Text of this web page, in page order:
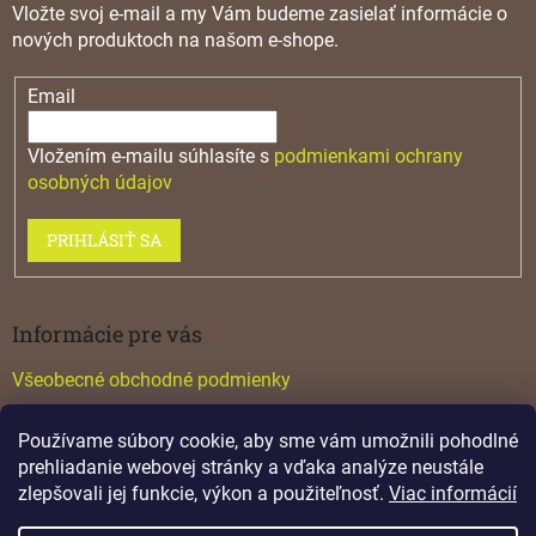
Používame súbory cookie, aby sme vám umožnili pohodlné
prehliadanie webovej stránky a vďaka analýze neustále
zlepšovali jej funkcie, výkon a použiteľnosť. Viac informácií
Vložte svoj e-mail a my Vám budeme zasielať informácie o
nových produktoch na našom e-shope.
Email
Vložením e-mailu súhlasíte s podmienkami ochrany
osobných údajov
PRIHLÁSIŤ SA
Informácie pre vás
Všeobecné obchodné podmienky
Katalógy